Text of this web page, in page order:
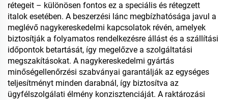
rétegeit – különösen fontos ez a speciális és rétegzett
italok esetében. A beszerzési lánc megbízhatósága javul a
meglévő nagykereskedelmi kapcsolatok révén, amelyek
biztosítják a folyamatos rendelkezésre állást és a szállítási
időpontok betartását, így megelőzve a szolgáltatási
megszakításokat. A nagykereskedelmi gyártás
minőségellenőrzési szabványai garantálják az egységes
teljesítményt minden darabnál, így biztosítva az
ügyfélszolgálati élmény konzisztenciáját. A raktározási